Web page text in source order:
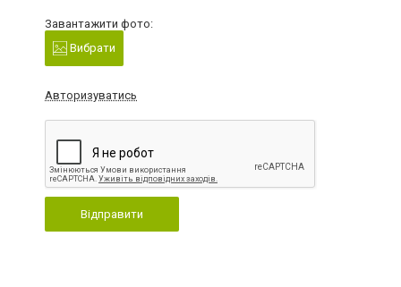
Завантажити фото:
Вибрати
Авторизуватись
Відправити